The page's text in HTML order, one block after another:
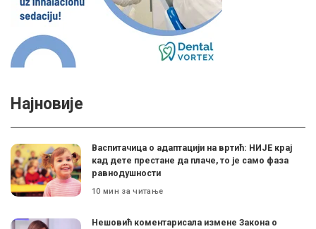
Најновије
Васпитачица о адаптацији на вртић: НИЈЕ крај
кад дете престане да плаче, то је само фаза
равнодушности
10 мин за читање
Нешовић коментарисала измене Закона о